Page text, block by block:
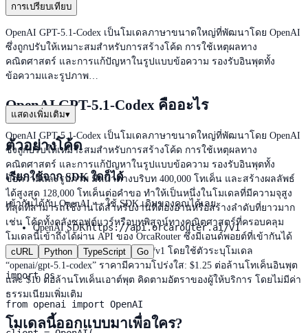
การเปรียบเทียบ
OpenAI GPT-5.1-Codex เป็นโมเดลภาษาขนาดใหญ่ที่พัฒนาโดย OpenAI
ซึ่งถูกปรับให้เหมาะสมสำหรับการสร้างโค้ด การใช้เหตุผลทาง
คณิตศาสตร์ และการแก้ปัญหาในรูปแบบข้อความ รองรับอินพุตทั้ง
ข้อความและรูปภาพ…
OpenAI GPT-5.1-Codex คืออะไร
OpenAI GPT-5.1-Codex เป็นโมเดลภาษาขนาดใหญ่ที่พัฒนาโดย OpenAI
ซึ่งถูกปรับให้เหมาะสมสำหรับการสร้างโค้ด การใช้เหตุผลทาง
คณิตศาสตร์ และการแก้ปัญหาในรูปแบบข้อความ รองรับอินพุตทั้ง
ข้อความและรูปภาพ มีหน้าต่างบริบท 400,000 โทเค็น และสร้างผลลัพธ์
ได้สูงสุด 128,000 โทเค็นต่อคำขอ ทำให้เป็นหนึ่งในโมเดลที่มีความจุสูง
ที่สุดที่สามารถใช้งานได้สำหรับงานที่ต้องอ่านหรือสร้างลำดับที่ยาวมาก
เช่น โค้ดทั้งคลังซอฟต์แวร์หรือบทพิสูจน์ทางคณิตศาสตร์ที่ครอบคลุม
โมเดลนี้เข้าถึงได้ผ่าน API ของ OrcaRouter ซึ่งมีเอนด์พอยต์ที่เข้ากันได้
กับ OpenAI ที่ https://api.orcarouter.ai/v1 โดยใช้ตัวระบุโมเดล
“openai/gpt-5.1-codex” ราคามีความโปร่งใส: $1.25 ต่อล้านโทเค็นอินพุต
และ $10 ต่อล้านโทเค็นเอาต์พุต คิดตามอัตราของผู้ให้บริการ โดยไม่มีค่า
ธรรมเนียมเพิ่มเติม
โมเดลนี้ออกแบบมาเพื่อใคร?
แสดงเพิ่มเติม▾
ตัวอย่างโค้ด
เรียกใช้จาก SDK ใดก็ได้
เข้ากันได้กับ OpenAI — ใช้ SDK เดิมของคุณได้เลย
OpenAI SDKhttps://api.orcarouter.ai/v1
cURL Python TypeScript Go
import os
from openai import OpenAI